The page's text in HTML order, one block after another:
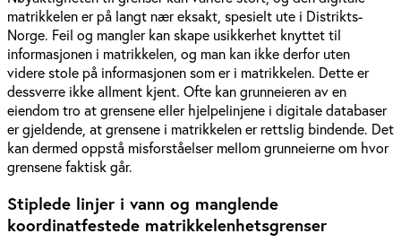
matrikkelen er på langt nær eksakt, spesielt ute i Distrikts-
Norge. Feil og mangler kan skape usikkerhet knyttet til
informasjonen i matrikkelen, og man kan ikke derfor uten
videre stole på informasjonen som er i matrikkelen. Dette er
dessverre ikke allment kjent. Ofte kan grunneieren av en
eiendom tro at grensene eller hjelpelinjene i digitale databaser
er gjeldende, at grensene i matrikkelen er rettslig bindende. Det
kan dermed oppstå misforståelser mellom grunneierne om hvor
grensene faktisk går.
Stiplede linjer i vann og manglende
koordinatfestede matrikkelenhetsgrenser